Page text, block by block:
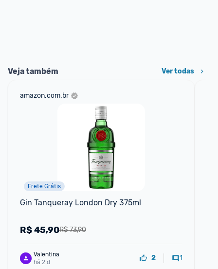
Veja também Ver todas
amazon.com.br
Frete Grátis
Gin Tanqueray London Dry 375ml
R$ 73,90
R$45,90
Valentina
há 2 d
2 1